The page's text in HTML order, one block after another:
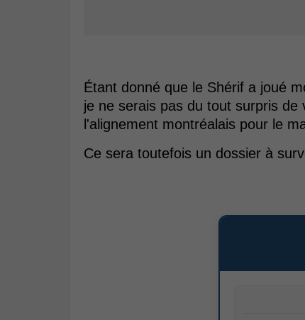
Étant donné que le Shérif a joué
je ne serais pas du tout surpris
l'alignement montréalais pour le
Ce sera toutefois un dossier à